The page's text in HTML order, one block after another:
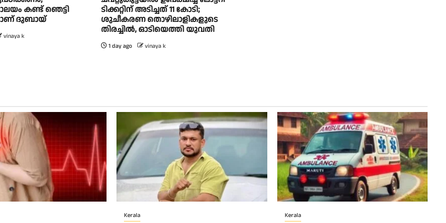
കണ്ട് ഞെട്ടി
ദുബായ്
vinaya k
ടിക്കറ്റിന് അടിച്ചത് 11 കോടി;
ശുചീകരണ തൊഴിലാളികളുടെ
തിരച്ചിൽ, ഓടിയെത്തി യുവതി
1 day ago vinaya k
Kerala Kerala